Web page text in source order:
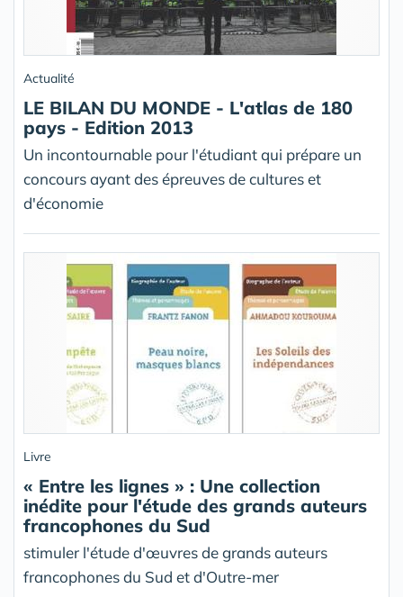
Actualité
LE BILAN DU MONDE - L'atlas de 180
pays - Edition 2013
Un incontournable pour l'étudiant qui prépare un
concours ayant des épreuves de cultures et
d'économie
Livre
« Entre les lignes » : Une collection
inédite pour l'étude des grands auteurs
francophones du Sud
stimuler l'étude d'œuvres de grands auteurs
francophones du Sud et d'Outre-mer